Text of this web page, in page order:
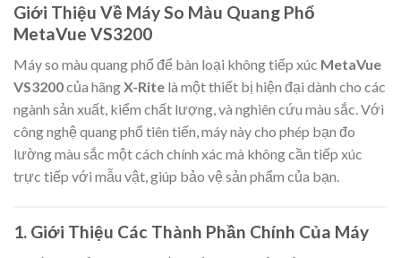
Giới Thiệu Về Máy So Màu Quang Phổ
MetaVue VS3200
Máy so màu quang phổ để bàn loại không tiếp xúc MetaVue
VS3200của hãngX-Rite là một thiết bị hiện đại dành cho các
ngành sản xuất, kiểm chất lượng, và nghiên cứu màu sắc. Với
công nghệ quang phổ tiên tiến, máy này cho phép bạn đo
lường màu sắc một cách chính xác mà không cần tiếp xúc
trực tiếp với mẫu vật, giúp bảo vệ sản phẩm của bạn.
1. Giới Thiệu Các Thành Phần Chính Của Máy